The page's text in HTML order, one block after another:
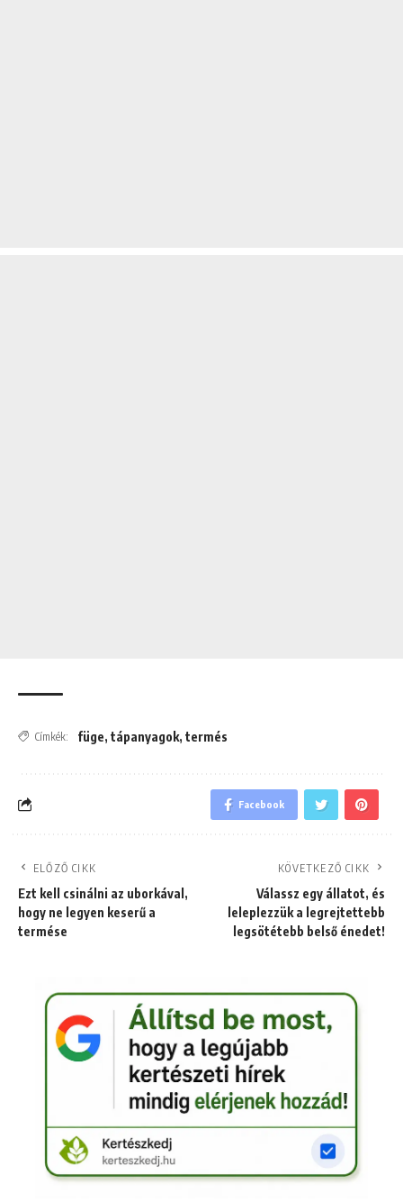
Címkék: füge, tápanyagok, termés
Facebook
ELŐZŐ CIKK
Ezt kell csinálni az uborkával,
hogy ne legyen keserű a
termése
KÖVETKEZŐ CIKK
Válassz egy állatot, és
leleplezzük a legrejtettebb
legsötétebb belső énedet!